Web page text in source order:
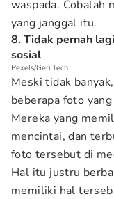
waspada. Cobalah
yang janggal itu.
8. Tidak pernah
sosial
Pexels/Geri Tech
Meski tidak
beberapa foto
Mereka yang
mencintai, dan
foto tersebut di
Hal itu justru
memiliki hal